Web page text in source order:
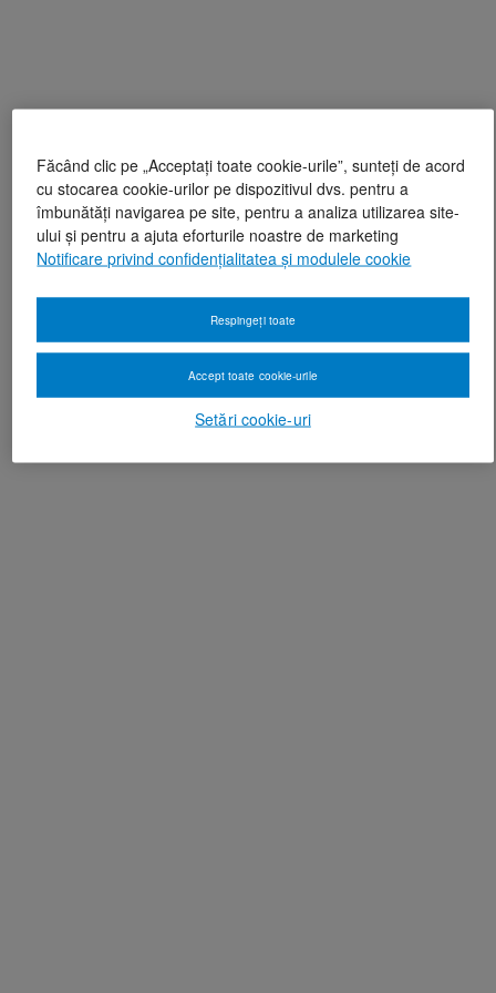
Făcând clic pe „Acceptați toate cookie-urile”, sunteți de acord
cu stocarea cookie-urilor pe dispozitivul dvs. pentru a
îmbunătăți navigarea pe site, pentru a analiza utilizarea site-
ului și pentru a ajuta eforturile noastre de marketing
Notificare privind confidențialitatea și modulele cookie
Setări cookie-uri
Respingeți toate
Accept toate cookie-urile